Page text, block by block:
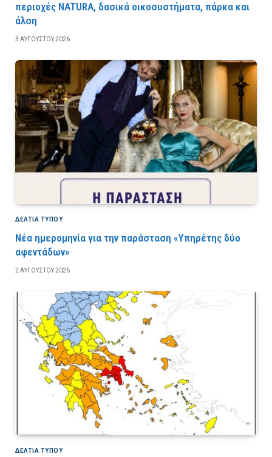
περιοχές NATURA, δασικά οικοσυστήματα, πάρκα και
άλση
3 ΑΥΓΟΎΣΤΟΥ 2026
ΔΕΛΤΙΑ ΤΥΠΟΥ
Νέα ημερομηνία για την παράσταση «Υπηρέτης δύο
αφεντάδων»
2 ΑΥΓΟΎΣΤΟΥ 2026
ΔΕΛΤΙΑ ΤΥΠΟΥ